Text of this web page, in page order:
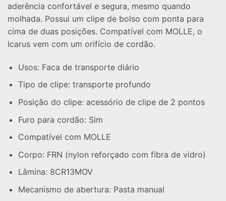
aderência confortável e segura, mesmo quando
molhada. Possui um clipe de bolso com ponta para
cima de duas posições. Compatível com MOLLE, o
Icarus vem com um orifício de cordão.
Usos: Faca de transporte diário
Tipo de clipe: transporte profundo
Posição do clipe: acessório de clipe de 2 pontos
Furo para cordão: Sim
Compatível com MOLLE
Corpo: FRN (nylon reforçado com fibra de vidro)
Lâmina: 8CR13MOV
Mecanismo de abertura: Pasta manual